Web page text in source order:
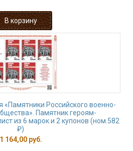
«Памятники Российского военно-
Памятник героям-
из 6 марок и 2 купонов (ном.582
₽)
1 164,00 руб.